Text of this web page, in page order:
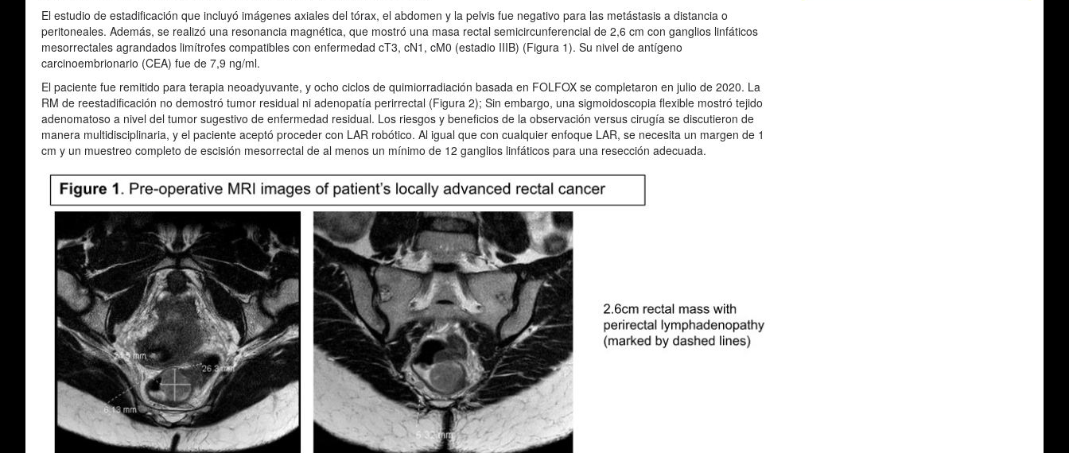
El estudio de estadificación que incluyó imágenes axiales del tórax, el abdomen y la pelvis fue negativo para las metástasis a distancia o
peritoneales. Además, se realizó una resonancia magnética, que mostró una masa rectal semicircunferencial de 2,6 cm con ganglios linfáticos
mesorrectales agrandados limítrofes compatibles con enfermedad cT3, cN1, cM0 (estadio IIIB) (Figura 1). Su nivel de antígeno
carcinoembrionario (CEA) fue de 7,9 ng/ml.
El paciente fue remitido para terapia neoadyuvante, y ocho ciclos de quimiorradiación basada en FOLFOX se completaron en julio de 2020. La
RM de reestadificación no demostró tumor residual ni adenopatía perirrectal (Figura 2); Sin embargo, una sigmoidoscopia flexible mostró tejido
adenomatoso a nivel del tumor sugestivo de enfermedad residual. Los riesgos y beneficios de la observación versus cirugía se discutieron de
manera multidisciplinaria, y el paciente aceptó proceder con LAR robótico. Al igual que con cualquier enfoque LAR, se necesita un margen de 1
cm y un muestreo completo de escisión mesorrectal de al menos un mínimo de 12 ganglios linfáticos para una resección adecuada.